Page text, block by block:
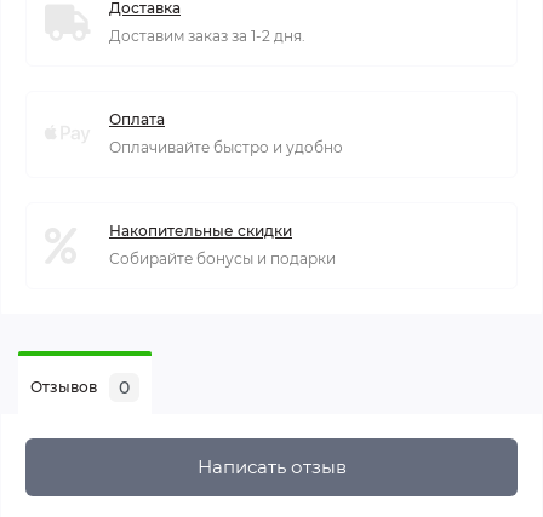
Доставка
Доставим заказ за 1-2 дня.
Оплата
Оплачивайте быстро и удобно
Накопительные скидки
Собирайте бонусы и подарки
Отзывов 0
Написать отзыв